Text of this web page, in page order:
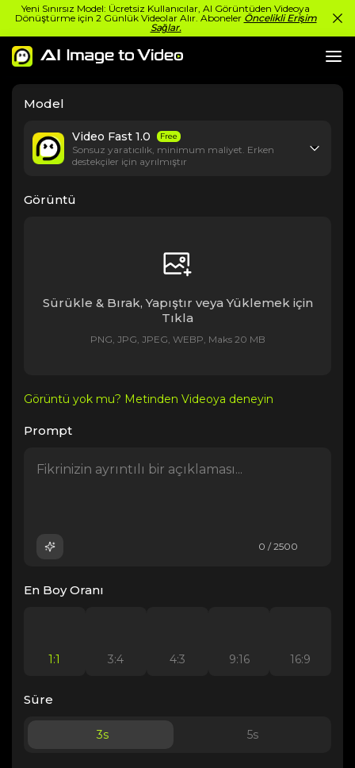
Yeni Sınırsız Model: Ücretsiz Kullanıcılar, AI Görüntüden Videoya
Dönüştürme için 2 Günlük Videolar Alır. Aboneler Öncelikli Erişim
Sağlar.
Model
Video Fast 1.0 Free
Sonsuz yaratıcılık, minimum maliyet. Erken
destekçiler için ayrılmıştır
Görüntü
Sürükle & Bırak, Yapıştır veya Yüklemek için
Tıkla
PNG, JPG, JPEG, WEBP, Maks 20 MB
Görüntü yok mu? Metinden Videoya deneyin
Prompt
0 / 2500
En Boy Oranı
1:1 3:4 4:3 9:16 16:9
Süre
3s 5s